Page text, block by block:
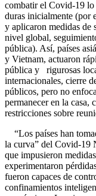
combatir el Covid-19 lo
duras inicialmente (por
y aplicaron medidas de
nivel global,
pública). Así, países
y Vietnam, actuaron
pública y rigurosas
internacionales, cierre
públicos, pero no
permanecer en la casa,
restricciones sobre
“Los países han
la curva” del Covid-19
que impusieron
experimentaron
fueron capaces de
confinamientos